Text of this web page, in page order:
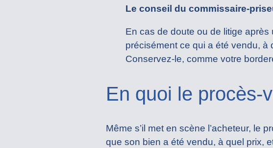
Le conseil du commissaire-
En cas de doute ou de litige
précisément ce qui a été vendu, à
Conservez-le, comme votre
En quoi le procès-
Même s’il met en scène l’acheteur, le
que son bien a été vendu, à quel prix,